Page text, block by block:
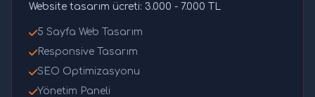
Website tasarım ücreti: 3.000 - 7.000 TL
5 Sayfa Web Tasarım
Responsive Tasarım
SEO Optimizasyonu
Yönetim Paneli